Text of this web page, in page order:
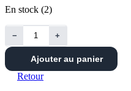
En stock (2)
− +
Ajouter au panier
Retour